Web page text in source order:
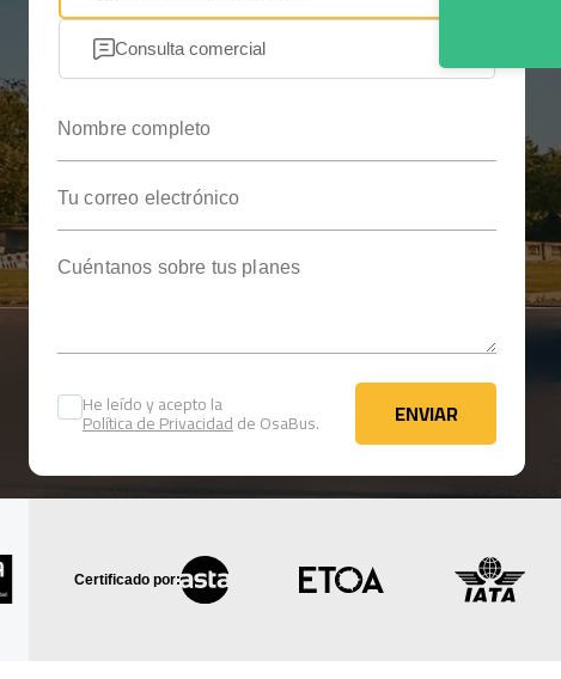
Consulta comercial
He leído y acepto la
Política de Privacidadde OsaBus. ENVIAR
ENVIAR
Certificado por: